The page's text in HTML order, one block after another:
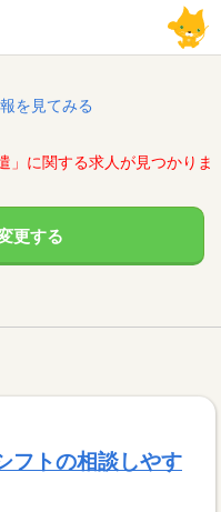
を見てみる
に関する求人が見つかりま
更する
フトの相談しやす